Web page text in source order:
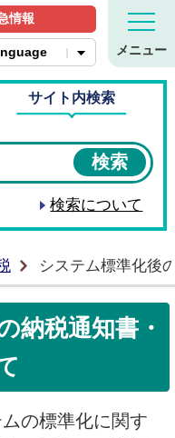
西市ホームページ
情報
メニュー
サイト内検索
検索について
システム標準化後
納税通知書・
の標準化に関す